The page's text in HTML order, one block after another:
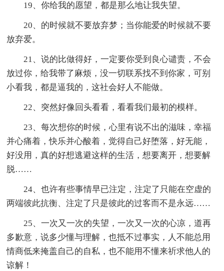
19、你给我的愿望，都是那么地让我失望。
20、的时候就不要放弃梦；当你能爱的时候就不要
放弃爱。
21、说的比做得好，一定要你受到良心谴责，不会
放过你，给我带了麻烦，没一切联系找不到你家，可别
小看我，都是逼我的，这社会好人不能做。
22、突然好像回头看看，看看我们最初的模样。
23、每次想你的时候，心里有说不出的滋味，幸福
并心痛着，快乐并心酸着，觉得自己好堕落，好无能，
好没用，真的好想逃避这样的生活，想要离开，想要解
脱……
24、也许有些事情早已注定，注定了只能在空虚的
两端彼此抗衡、注定了只是彼此的过客而不是永远……
25、一次又一次的失望，一次又一次的心凉，道再
多歉意，说多少懂与理解，也抵不过事实，人不能总用
情商低来掩盖自己的自私，也不能用不懂来祈求他人的
谅解！